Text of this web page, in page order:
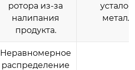
ротора из-за
налипания
продукта.
Неравномерное
распределение